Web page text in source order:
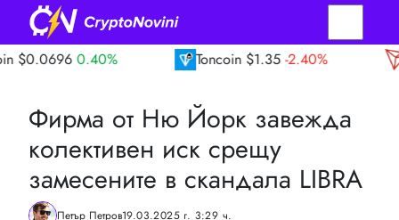
Toncoin $1.35 -2.40% TRON $0.33
Фирма от Ню Йорк завежда
колективен иск срещу
замесените в скандала LIBRA
Петър Петров19.03.2025 г. 3:29 ч.